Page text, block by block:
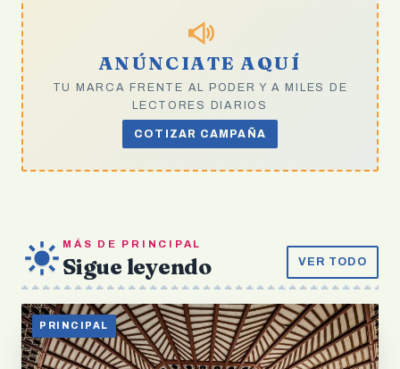
ANÚNCIATE AQUÍ
TU MARCA FRENTE AL PODER Y A MILES DE
LECTORES DIARIOS
COTIZAR CAMPAÑA
MÁS DE PRINCIPAL
Sigue leyendo VER TODO
PRINCIPAL